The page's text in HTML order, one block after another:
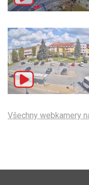
Všechny webkamery